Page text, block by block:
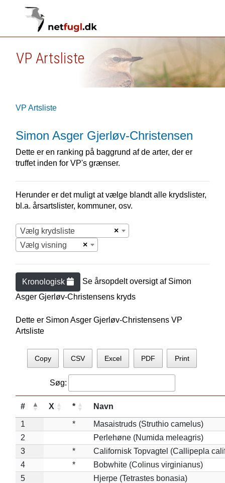
VP Artsliste
VP Artsliste
Simon Asger Gjerløv-Christensen
Dette er en ranking på baggrund af de arter, der er
truffet inden for VP's grænser.
Herunder er det muligt at vælge blandt alle krydslister,
bl.a. årsartslister, kommuner, osv.
×
Vælg krydsliste
×
Vælg visning
Kronologisk Se årsopdelt oversigt af Simon
Asger Gjerløv-Christensens kryds
Dette er Simon Asger Gjerløv-Christensens VP
Artsliste
Copy CSV Excel PDF Print
Søg:
# X * Navn
1 *
Masaistruds (Struthio camelus)
2
Perlehøne (Numida meleagris)
3
*
Californisk Topvagtel (Callipepla
4
*
Bobwhite (Colinus virginianus)
5
Hjerpe (Tetrastes bonasia)